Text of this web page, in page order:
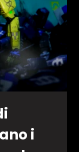
i